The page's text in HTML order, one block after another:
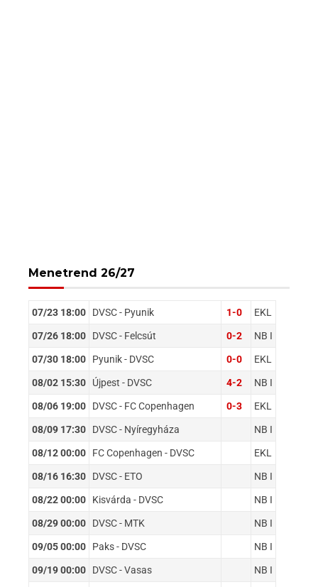
Menetrend 26/27
07/23 18:00 DVSC - Pyunik 1-0 EKL
07/26 18:00 DVSC - Felcsút 0-2 NB I
07/30 18:00 Pyunik - DVSC 0-0 EKL
08/02 15:30 Újpest - DVSC 4-2 NB I
08/06 19:00 DVSC - FC Copenhagen 0-3 EKL
08/09 17:30 DVSC - Nyíregyháza NB I
08/12 00:00 FC Copenhagen - DVSC EKL
08/16 16:30 DVSC - ETO NB I
08/22 00:00 Kisvárda - DVSC NB I
08/29 00:00 DVSC - MTK NB I
09/05 00:00 Paks - DVSC NB I
09/19 00:00 DVSC - Vasas NB I